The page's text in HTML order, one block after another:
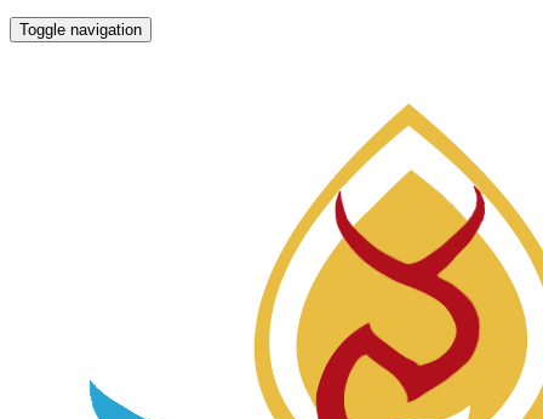
Toggle navigation